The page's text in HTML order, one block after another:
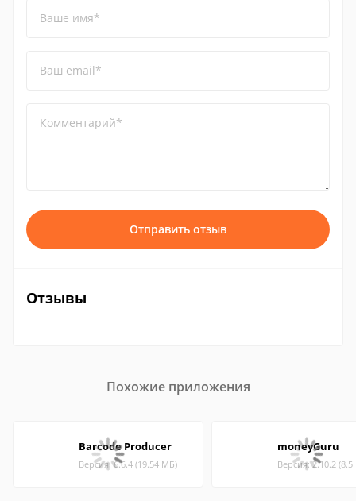
Ваше имя*
Ваш email*
Комментарий*
Отправить отзыв
Отзывы
Похожие приложения
Barcode Producer
Версия: 6.6.4 (19.54 МБ)
moneyGuru
Версия: 2.10.2